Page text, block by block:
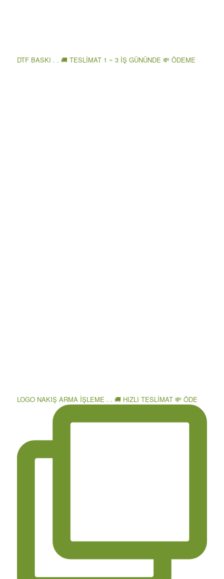
DTF BASKI . . 🚚 TESLİMAT 1 ~ 3 İŞ GÜNÜNDE 💸 ÖDEME
LOGO NAKIŞ ARMA İŞLEME . . 🚚 HIZLI TESLİMAT 💸 ÖDE